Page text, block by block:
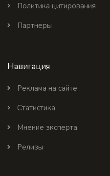
Политика цитирования
Партнеры
Навигация
Реклама на сайте
Статистика
Мнение эксперта
Релизы